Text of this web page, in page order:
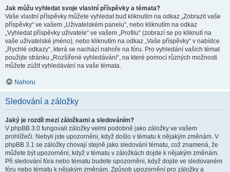
Jak můžu vyhledat svoje vlastní příspěvky a témata?
Vaše vlastní příspěvky můžete vyhledat buď kliknutím na odkaz „Zobrazit vaše
příspěvky“ ve vašem „Uživatelském panelu“, nebo kliknutím na odkaz
„Vyhledat příspěvky uživatele“ ve vašem „Profilu“ (zobrazí se po kliknutí na
vaše uživatelské jméno), nebo kliknutím na odkaz „Vaše příspěvky“ v nabídce
„Rychlé odkazy“, která se nachází nahoře na fóru. Pro vyhledání vašich témat
použijte stránku „Rozšířené vyhledávání“, na které pomocí různých možnosti
můžete zúžit vyhledávání na vaše témata.
Nahoru
Sledování a záložky
Jaký je rozdíl mezi záložkami a sledováním?
V phpBB 3.0 fungovali záložky velmi podobně jako záložky ve vašem
prohlížeči. Nebyli jste upozorněni, když došlo v tématu k nějakým změnám. V
phpBB 3.1 se záložky chovají stejně jako sledování tématu, což znamená, že
můžete být upozorněni, když v tématu v záložkách dojde k nějakým změnám.
Při sledování fóra nebo tématu budete upozorněni, když dojde ve sledovaném
fóru nebo tématu k nějakým změnám. Způsob upozornění pro záložky a